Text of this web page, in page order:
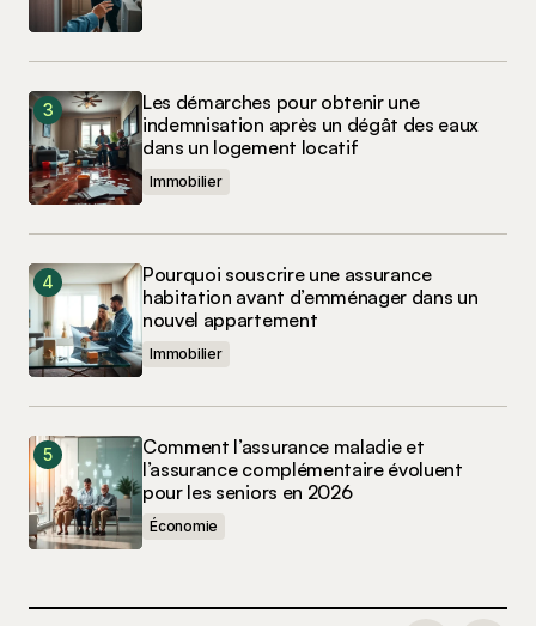
Les démarches pour obtenir une
indemnisation après un dégât des eaux
dans un logement locatif
Immobilier
Pourquoi souscrire une assurance
habitation avant d’emménager dans un
nouvel appartement
Immobilier
Comment l’assurance maladie et
l’assurance complémentaire évoluent
pour les seniors en 2026
Économie